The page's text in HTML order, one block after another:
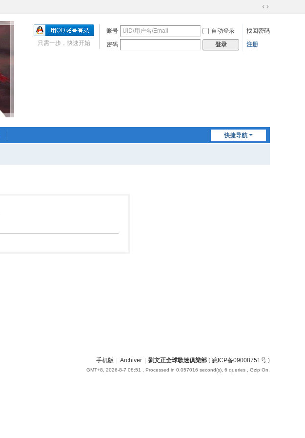
切
到
账号 自动登录
找回密码
密码
登录 注册
只需一步，快速开始
快捷导航
手机版 Archiver 劉文正全球歌迷俱樂部 ( 皖ICP备09008751号 )
GMT+8, 2026-8-7 08:51 , Processed in 0.057016 second(s), 6 queries , Gzip On.